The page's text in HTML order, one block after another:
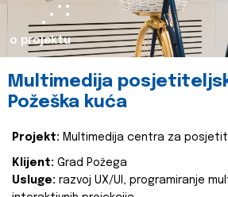
o projektu
Multimedija
Požeška kuća
Projekt: Multimedija centra za
Klijent: Grad Požega
Usluge: razvoj UX/UI, programiranje